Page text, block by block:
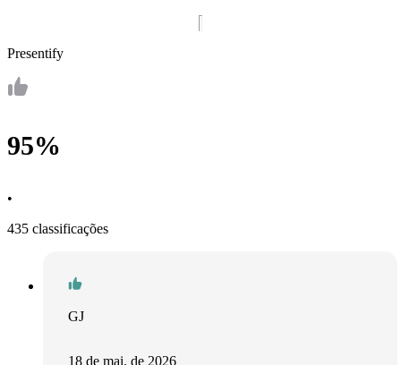
Presentify
95%
•
435 classificações
GJ
18 de mai. de 2026